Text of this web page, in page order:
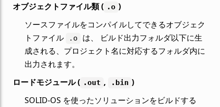
オブジェクトファイル類 ( .o )
ソースファイルをコンパイルしてできるオブジェク
トファイル
.o
は、 ビルド出力フォルダ以下に生
成される、プロジェクト名に対応するフォルダ内に
出力されます。
ロードモジュール ( .out , .bin )
SOLID-OS を使ったソリューションをビルドする